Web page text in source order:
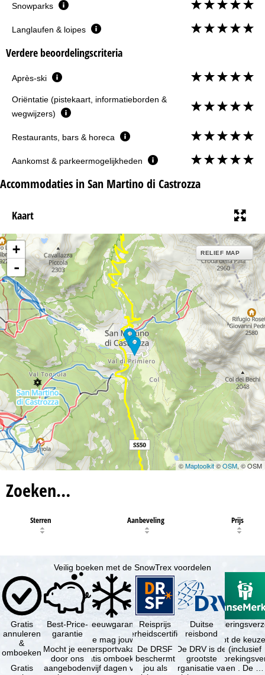
Snowparks
Langlaufen & loipes
Verdere beoordelingscriteria
Après-ski
Oriëntatie (pistekaart, informatieborden &
wegwijzers)
Restaurants, bars & horeca
Aankomst & parkeermogelijkheden
Accommodaties in San Martino di Castrozza
Kaart
+
-
RELIEF MAP
©Maptoolkit©OSM, © OSM
Zoeken…
Sterren Aanbeveling Prijs
Veilig boeken met de SnowTrex voordelen
Gratis
annuleren
&
omboeken
Gratis
Best-Price-
garantie
Mocht je een
door ons
aangeboden
Sneeuwgarantie
Je mag jouw
wintersportvakantie
gratis omboeken
als vijf dagen voor
Reisprijs
zekerheidscertificaat
De DRSF
beschermt
jou als
Duitse
reisbond
De DRV is de
grootste
organisatie van
Je hebt de
(inclusief
en . De …